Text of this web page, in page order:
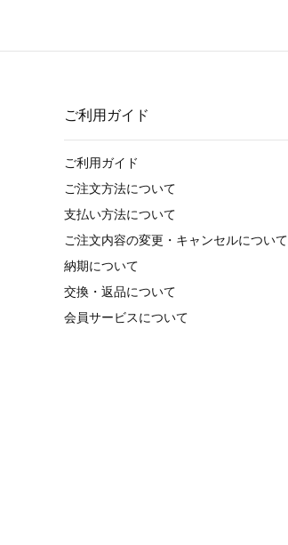
ご利用ガイド
ご利用ガイド
ご注文方法について
支払い方法について
ご注文内容の変更・キャンセルについて
納期について
交換・返品について
会員サービスについて